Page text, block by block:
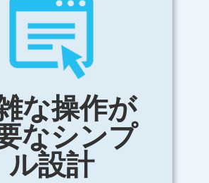
な操作が
なシンプ
ル設計